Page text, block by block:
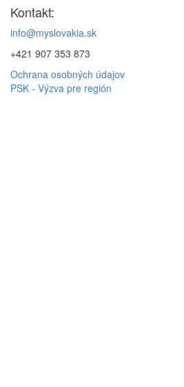
Kontakt:
info@myslovakia.sk
+421 907 353 873
Ochrana osobných údajov
PSK - Výzva pre región